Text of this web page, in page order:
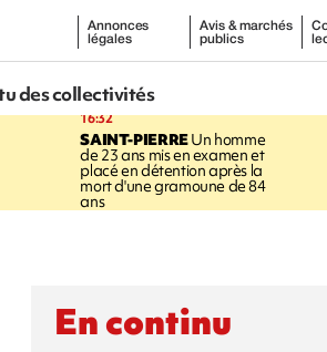
Annonces
légales
Avis & marchés
publics
des collectivités
16:32
SAINT-PIERREUn homme
de 23 ans mis en examen et
placé en détention après la
mort d'une gramoune de 84
ans
En continu